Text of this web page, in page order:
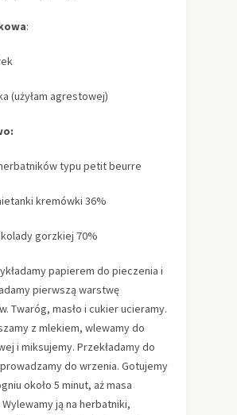
:
(użyłam agrestowej)
typu petit beurre
kremówki 36%
gorzkiej 70%
papierem do pieczenia i
pierwszą warstwę
Twaróg, masło i cukier ucieramy.
z mlekiem, wlewamy do
i miksujemy. Przekładamy do
do wrzenia. Gotujemy
około 5 minut, aż masa
ją na herbatniki,